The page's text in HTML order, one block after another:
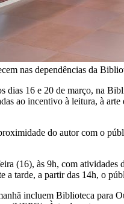
nas dependências da
dias 16 e 20 de março, na
ao incentivo à leitura, à
do autor com o
(16), às 9h, com
a tarde, a partir das 14h, o
incluem Biblioteca para